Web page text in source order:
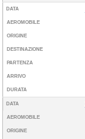
DATA
AEROMOBILE
ORIGINE
DESTINAZIONE
PARTENZA
ARRIVO
DURATA
DATA
AEROMOBILE
ORIGINE